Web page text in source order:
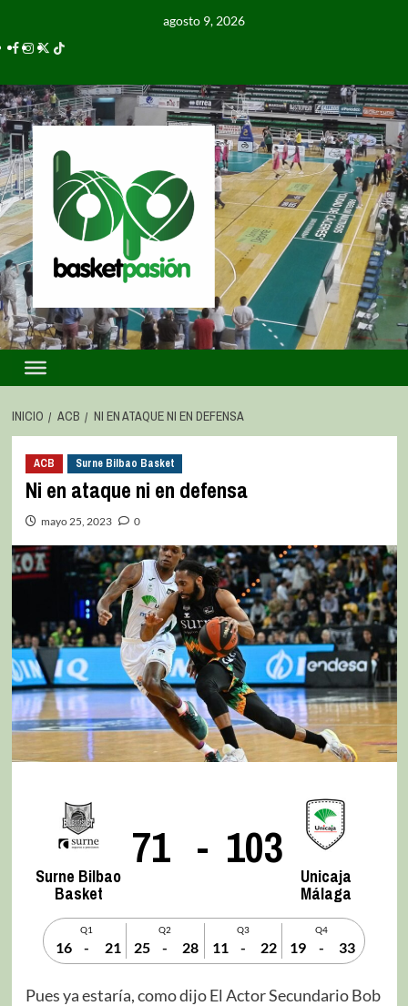
agosto 9, 2026
INICIO ACB NI EN ATAQUE NI EN DEFENSA
ACB Surne Bilbao Basket
Ni en ataque ni en defensa
mayo 25, 2023 0
Surne Bilbao
Basket
71 - 103
Unicaja
Málaga
Q1
16 - 21
Q2
25 - 28
Q3
11 - 22
Q4
19 - 33
Pues ya estaría, como dijo El Actor Secundario Bob